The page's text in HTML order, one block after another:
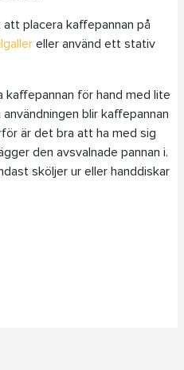
placera kaffepannan på
eller använd ett stativ
kaffepannan för hand med lite
blir kaffepannan
är det bra att ha med sig
den avsvalnade pannan i.
sköljer ur eller handdiskar